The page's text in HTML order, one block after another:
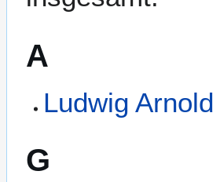
A
Ludwig Arnold
G